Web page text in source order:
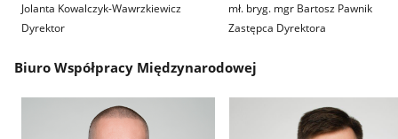
Jolanta Kowalczyk-Wawrzkiewicz
Dyrektor
mł. bryg. mgr Bartosz Pawnik
Zastępca Dyrektora
Biuro Współpracy Międzynarodowej